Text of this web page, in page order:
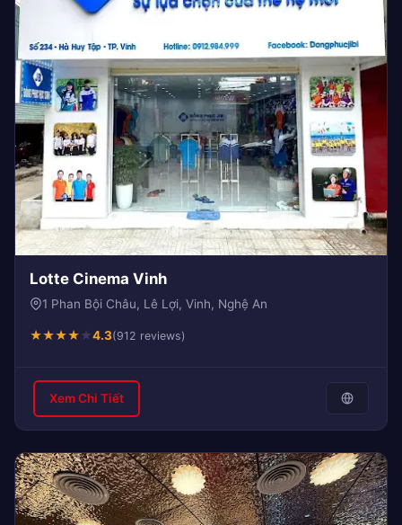
Lotte Cinema Vinh
1 Phan Bội Châu, Lê Lợi, Vinh, Nghệ An
★★★★★4.3(912 reviews)
Xem Chi Tiết